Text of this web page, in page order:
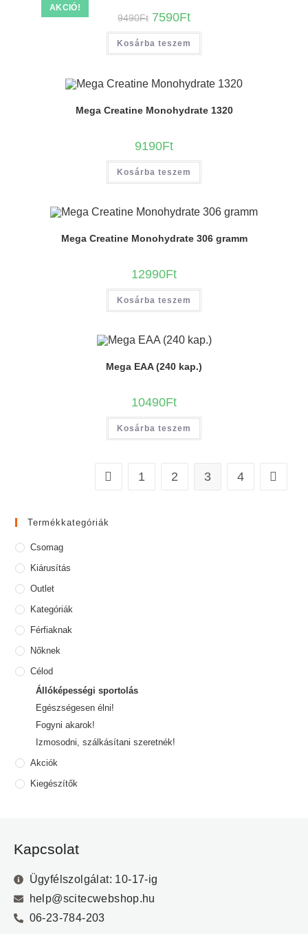
AKCIÓ!
9490Ft 7590Ft
Kosárba teszem
Mega Creatine Monohydrate 1320
9190Ft
Kosárba teszem
Mega Creatine Monohydrate 306 gramm
12990Ft
Kosárba teszem
Mega EAA (240 kap.)
10490Ft
Kosárba teszem
1 2 3 4
Termékkategóriák
Csomag
Kiárusítás
Outlet
Kategóriák
Férfiaknak
Nőknek
Célod
Állóképességi sportolás
Egészségesen élni!
Fogyni akarok!
Izmosodni, szálkásítani szeretnék!
Akciók
Kiegészítők
Kapcsolat
Ügyfélszolgálat: 10-17-ig
help@scitecwebshop.hu
06-23-784-203